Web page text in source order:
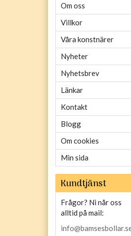
Om oss
Villkor
Våra konstnärer
Nyheter
Nyhetsbrev
Länkar
Kontakt
Blogg
Om cookies
Min sida
Kundtjänst
Frågor? Ni når oss
alltid på mail: